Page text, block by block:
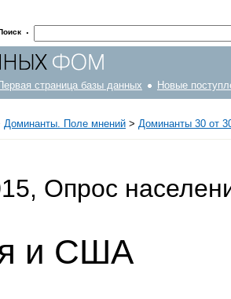
·
страница базы данных Новые
Доминанты. Поле мнений > Доминанты 30 от
Опрос
и США